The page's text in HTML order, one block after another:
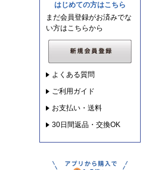
はじめての方はこちら
まだ会員登録がお済みでな
い方はこちらから
よくある質問
ご利用ガイド
お支払い・送料
30日間返品・交換OK